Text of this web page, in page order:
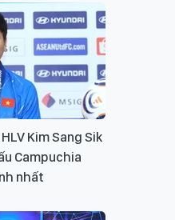
Kim Sang Sik
Campuchia
nhất